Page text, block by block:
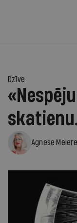
Dzīve
Agnese Meiere